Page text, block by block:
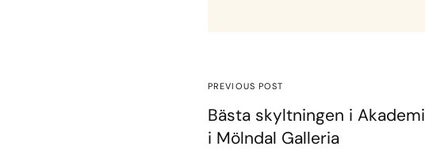
PREVIOUS POST
Bästa skyltningen i
i Mölndal Galleria